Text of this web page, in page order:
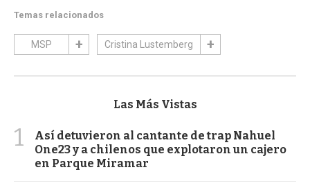
Temas relacionados
MSP Cristina Lustemberg
Las Más Vistas
1
Así detuvieron al cantante de trap Nahuel
One23 y a chilenos que explotaron un cajero
en Parque Miramar